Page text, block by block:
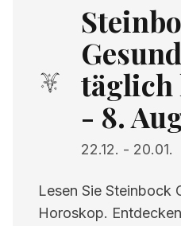
täglich
- 8.
22.12. - 20.01.
Lesen Sie Steinbock
Horoskop.